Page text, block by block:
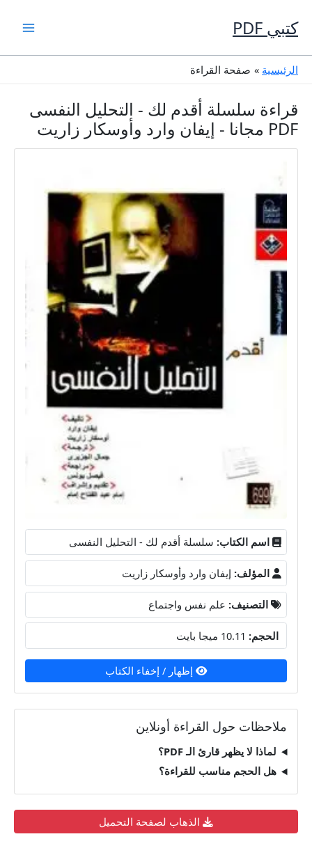
إلى
المحتوى
كتبي PDF
الرئيسية صفحة القراءة
قراءة سلسلة أقدم لك - التحليل النفسى
PDF مجانا - إيفان وارد وأوسكار زاريت
اسم الكتاب: سلسلة أقدم لك - التحليل النفسى
المؤلف: إيفان وارد وأوسكار زاريت
التصنيف: علم نفس واجتماع
الحجم:
إظهار / إخفاء الكتاب
ملاحظات حول القراءة أونلاين
لماذا لا يظهر قارئ الـ PDF؟
هل الحجم مناسب للقراءة؟
الذهاب لصفحة التحميل